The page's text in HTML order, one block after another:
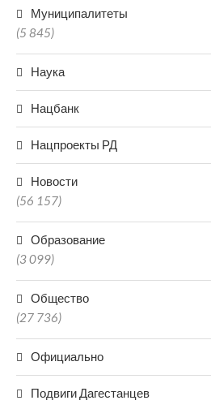
Муниципалитеты
(5 845)
Наука
Нацбанк
Нацпроекты РД
Новости
(56 157)
Образование
(3 099)
Общество
(27 736)
Официально
Подвиги Дагестанцев